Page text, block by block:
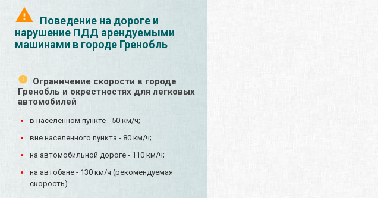
Поведение на дороге и
нарушение ПДД арендуемыми
машинами в городе Гренобль
Ограничение скорости в городе
Гренобль и окрестностях для легковых
автомобилей
в населенном пункте - 50 км/ч;
вне населенного пункта - 80 км/ч;
на автомобильной дороге - 110 км/ч;
на автобане - 130 км/ч (рекомендуемая
скорость).